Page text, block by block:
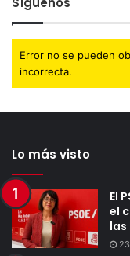
Error no se pueden
incorrecta.
Lo más visto
El
el